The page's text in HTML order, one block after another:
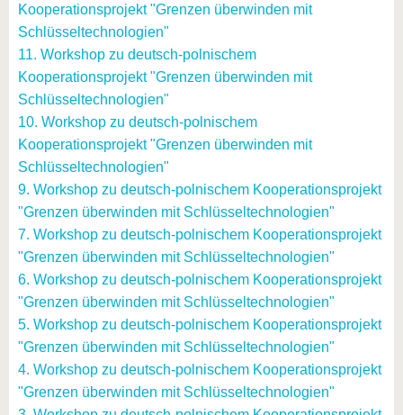
Kooperationsprojekt "Grenzen überwinden mit
Schlüsseltechnologien"
11. Workshop zu deutsch-polnischem
Kooperationsprojekt "Grenzen überwinden mit
Schlüsseltechnologien"
10. Workshop zu deutsch-polnischem
Kooperationsprojekt "Grenzen überwinden mit
Schlüsseltechnologien"
9. Workshop zu deutsch-polnischem Kooperationsprojekt
"Grenzen überwinden mit Schlüsseltechnologien"
7. Workshop zu deutsch-polnischem Kooperationsprojekt
"Grenzen überwinden mit Schlüsseltechnologien"
6. Workshop zu deutsch-polnischem Kooperationsprojekt
"Grenzen überwinden mit Schlüsseltechnologien"
5. Workshop zu deutsch-polnischem Kooperationsprojekt
"Grenzen überwinden mit Schlüsseltechnologien"
4. Workshop zu deutsch-polnischem Kooperationsprojekt
"Grenzen überwinden mit Schlüsseltechnologien"